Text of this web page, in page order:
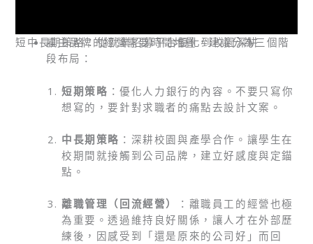
短中長期策略：從就業招募平台優化到校園深耕
雇主品牌的經營需要時間堆疊，建議分為三個階
段布局：
短期策略 ：優化人力銀行的內容。不要只寫你
想寫的，要針對求職者的痛點去設計文案。
中長期策略 ：深耕校園與產學合作。讓學生在
校期間就接觸到公司品牌，建立好感度與定錨
點。
離職管理（回流經營）
：離職員工的經營也極
為重要。透過維持良好關係，讓人才在外部歷
練後，因感受到「還是原來的公司好」而回